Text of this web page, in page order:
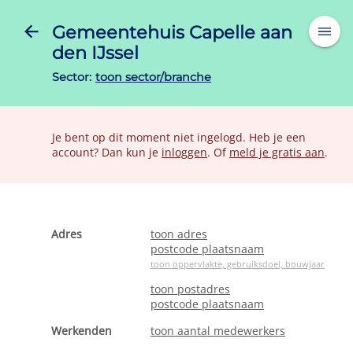
Gemeentehuis Capelle aan
den IJssel
Sector: toon sector/branche
Je bent op dit moment niet ingelogd. Heb je een
account? Dan kun je inloggen. Of meld je gratis aan.
Adres
toon adres
postcode plaatsnaam
toon oppervlakte, gebruiksdoel, bouwjaar
toon postadres
postcode plaatsnaam
Werkenden
toon aantal medewerkers